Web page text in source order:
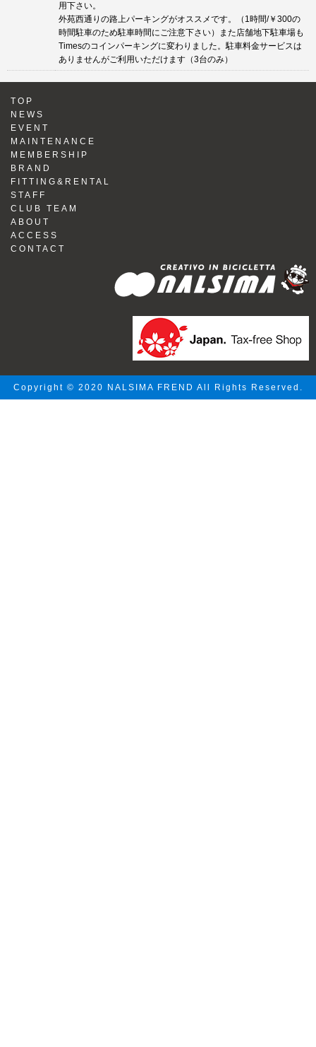
用下さい。
外苑西通りの路上パーキングがオススメです。（1時間/￥300の
時間駐車のため駐車時間にご注意下さい）また店舗地下駐車場も
Timesのコインパーキングに変わりました。駐車料金サービスは
ありませんがご利用いただけます（3台のみ）
TOP
NEWS
EVENT
MAINTENANCE
MEMBERSHIP
BRAND
FITTING&RENTAL
STAFF
CLUB TEAM
ABOUT
ACCESS
CONTACT
Copyright © 2020 NALSIMA FREND All Rights Reserved.